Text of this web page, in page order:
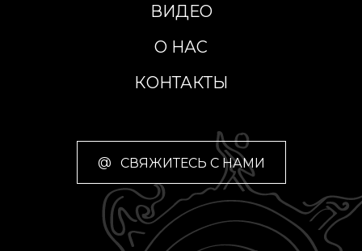
ВИДЕО
О НАС
КОНТАКТЫ
@ СВЯЖИТЕСЬ С НАМИ